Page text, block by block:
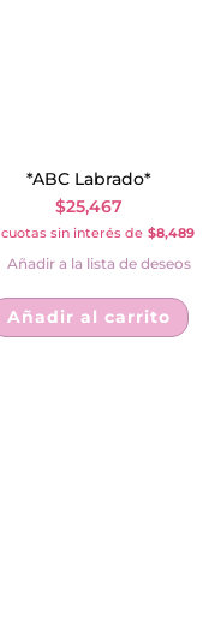
*ABC Labrado*
$25,467
cuotas sin interés de $8,489
Añadir a la lista de deseos
Añadir al carrito